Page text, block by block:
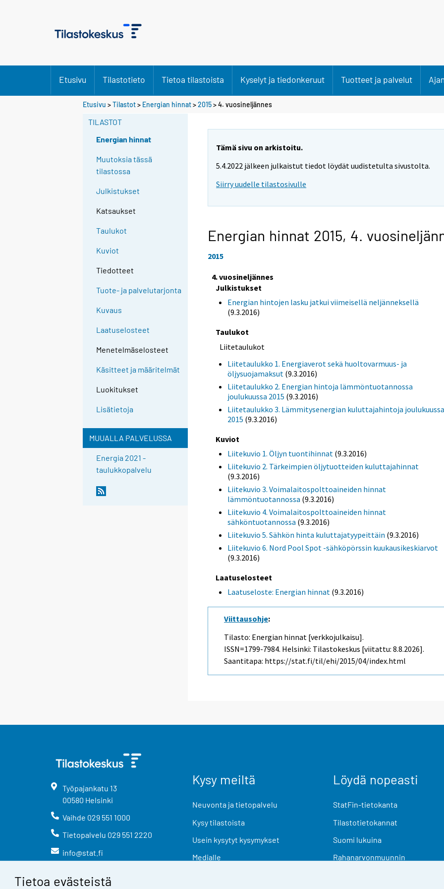
Tietoa evästeistä
Etusivu Tilastotieto Tietoa tilastoista Kyselyt ja tiedonkeruut Tuotteet ja palvelut
Etusivu >Tilastot> Energian hinnat>2015>4. vuosineljännes
TILASTOT
Energian hinnat
Muutoksia tässä
tilastossa
Julkistukset
Katsaukset
Taulukot
Kuviot
Tiedotteet
Tuote- ja palvelutarjonta
Kuvaus
Laatuselosteet
Menetelmäselosteet
Käsitteet ja määritelmät
Luokitukset
Lisätietoja
MUUALLA PALVELUSSA
Energia 2021 -
taulukkopalvelu
Tämä sivu on arkistoitu.
5.4.2022 jälkeen julkaistut tiedot löydät uudistetulta sivustolta.
Siirry uudelle tilastosivulle
Energian hinnat 2015, 4.
2015
4. vuosineljännes
Julkistukset
Energian hintojen lasku jatkui viimeisellä neljänneksellä
(9.3.2016)
Taulukot
Liitetaulukot
Liitetaulukko 1. Energiaverot sekä huoltovarmuus- ja
öljysuojamaksut (9.3.2016)
Liitetaulukko 2. Energian hintoja lämmöntuotannossa
joulukuussa 2015 (9.3.2016)
Liitetaulukko 3. Lämmitysenergian kuluttajahintoja joulukuussa
2015 (9.3.2016)
Kuviot
Liitekuvio 1. Öljyn tuontihinnat (9.3.2016)
Liitekuvio 2. Tärkeimpien öljytuotteiden kuluttajahinnat
(9.3.2016)
Liitekuvio 3. Voimalaitospolttoaineiden hinnat
lämmöntuotannossa (9.3.2016)
Liitekuvio 4. Voimalaitospolttoaineiden hinnat
sähköntuotannossa (9.3.2016)
Liitekuvio 5. Sähkön hinta kuluttajatyypeittäin (9.3.2016)
Liitekuvio 6. Nord Pool Spot -sähköpörssin kuukausikeskiarvot
(9.3.2016)
Laatuselosteet
Laatuseloste: Energian hinnat (9.3.2016)
Viittausohje:
Tilasto: Energian hinnat [verkkojulkaisu].
ISSN=1799-7984. Helsinki: Tilastokeskus [viitattu: 8.8.2026].
Saantitapa: https://stat.fi/til/ehi/2015/04/index.html
Työpajankatu 13
00580 Helsinki
Vaihde 029 551 1000
Tietopalvelu 029 551 2220
info@stat.fi
Kysy meiltä
Neuvonta ja tietopalvelu
Kysy tilastoista
Usein kysytyt kysymykset
Medialle
Löydä nopeasti
StatFin-tietokanta
Tilastotietokannat
Suomi lukuina
Rahanarvonmuunnin